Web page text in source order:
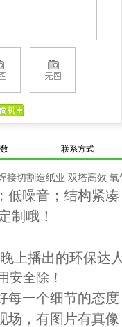
联系方式
接切割造纸业 双塔高效 氧
低噪音；结构紧
制哦！
上播出的环保达
安全除！
每一个细节的态
场，有图片有真